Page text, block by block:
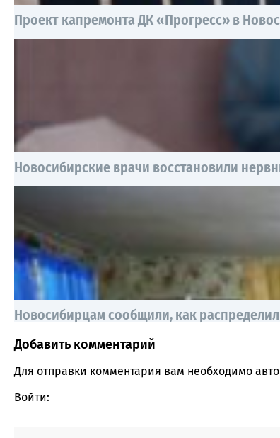
Проект капремонта ДК «Прогресс» в
Новосибирские врачи восстановили
Новосибирцам сообщили, как
Comment
Добавить комментарий
Для отправки комментария вам необходимо
Войти: